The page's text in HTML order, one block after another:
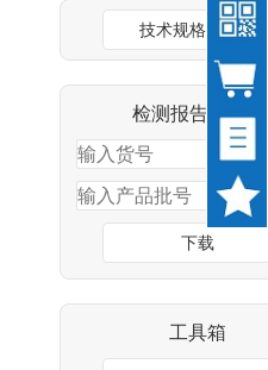
技术规格说明书
检测报告(COA)
下载
工具箱